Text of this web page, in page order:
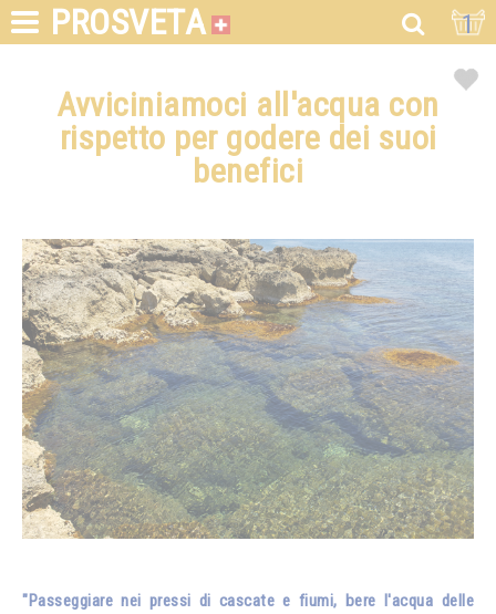
PROSVETA 1
Avviciniamoci all'acqua con
rispetto per godere dei suoi
benefici
"Passeggiare nei pressi di cascate e fiumi, bere l'acqua delle